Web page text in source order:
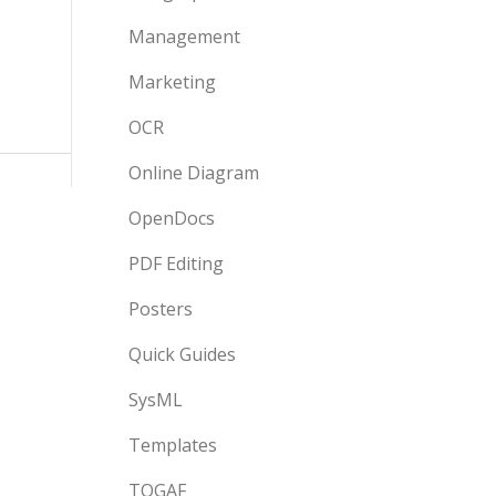
Management
Marketing
OCR
Online Diagram
OpenDocs
PDF Editing
Posters
Quick Guides
SysML
Templates
TOGAF